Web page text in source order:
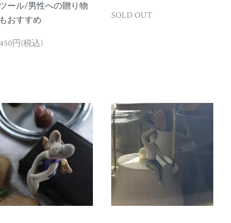
ール/男性への贈り物
おすすめ
円(税込)
SOLD OUT